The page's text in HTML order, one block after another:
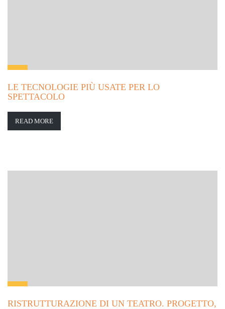
LE TECNOLOGIE PIÙ USATE PER LO
SPETTACOLO
READ MORE
RISTRUTTURAZIONE DI UN TEATRO. PROGETTO,